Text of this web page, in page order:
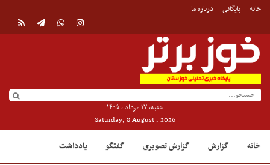
خانه بایگانی درباره ما
شنبه, ۱۷ مرداد , ۱۴۰۵
Saturday, 8 August , 2026
خانه گزارش گزارش تصویری گفتگو یادداشت